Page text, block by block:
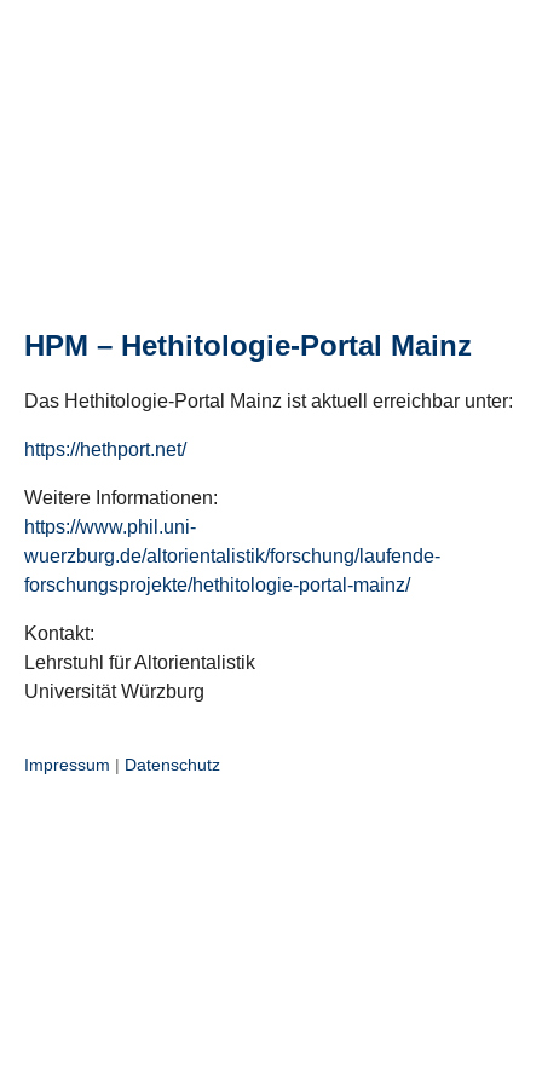
HPM – Hethitologie-Portal Mainz
Das Hethitologie-Portal Mainz ist aktuell erreichbar unter:
https://hethport.net/
Weitere Informationen:
https://www.phil.uni-
wuerzburg.de/altorientalistik/forschung/laufende-
forschungsprojekte/hethitologie-portal-mainz/
Kontakt:
Lehrstuhl für Altorientalistik
Universität Würzburg
Impressum | Datenschutz